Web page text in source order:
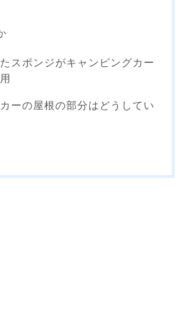
スポンジがキャンピングカー
ーの屋根の部分はどうしてい